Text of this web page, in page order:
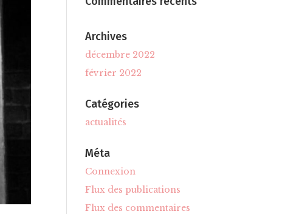
Archives
décembre 2022
février 2022
Catégories
actualités
Méta
Connexion
Flux des publications
Flux des commentaires